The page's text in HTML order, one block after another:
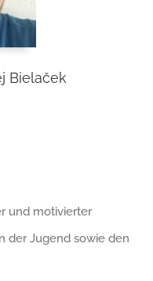
Bielaček
und motivierter
der Jugend sowie den